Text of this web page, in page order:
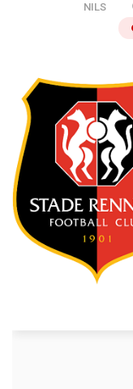
NILS